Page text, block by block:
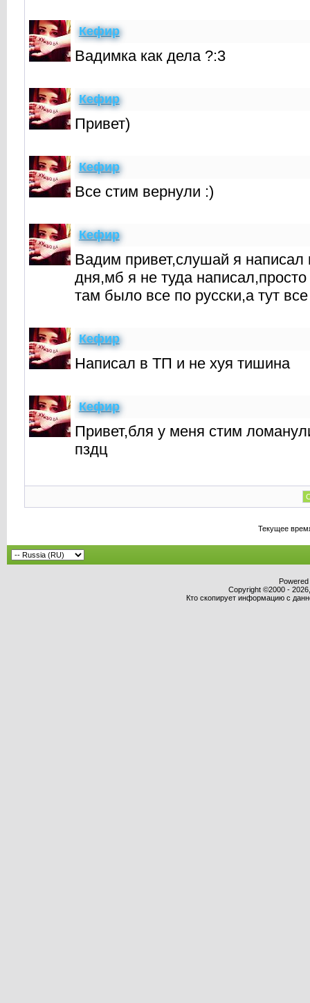
Кефир
Вадимка как дела ?:3
Кефир
Привет)
Кефир
Все стим вернули :)
Кефир
Вадим привет,слушай я написал
дня,мб я не туда
там было все по русски,а тут
Кефир
Написал в ТП и не хуя тишина
Кефир
Привет,бля у меня стим
пздц
Текущее
Copyright ©2000 -
Кто скопирует информацию с